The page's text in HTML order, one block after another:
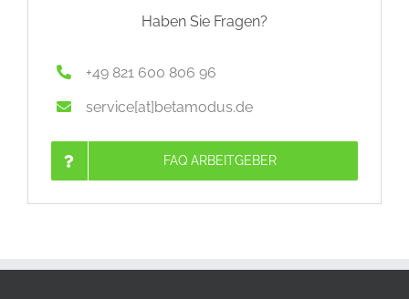
Haben Sie Fragen?
+49 821 600 806 96
service[at]betamodus.de
FAQ ARBEITGEBER